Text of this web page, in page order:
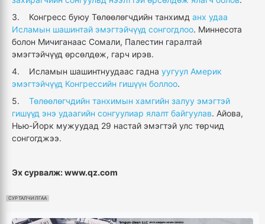
3. Конгресс буюу Төлөөлөгчдийн танхимд анх удаа
Исламын шашинтай эмэгтэйчүүд сонгогдлоо. Миннесота
болон Мичиганаас Сомали, Палестин гаралтай
эмэгтэйчүүд өрсөлдөж, гарч ирэв.
4. Исламын шашинтнуудаас гадна уугуул Америк
эмэгтэйчүүд Конгрессийн гишүүн боллоо.
5. Төлөөлөгчдийн танхимын хамгийн залуу эмэгтэй
гишүүд энэ удаагийн сонгуулиар ялалт байгуулав. Айова,
Нью-Йорк мужуудад 29 настай эмэгтэй улс төрчид
сонгогджээ.
Эх сурвалж: www.qz.com
СУРТАЛЧИЛГАА